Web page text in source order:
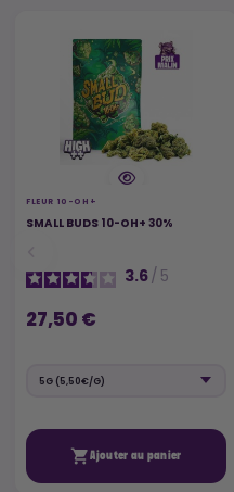
FLEUR 10-OH+
SMALL BUDS 10-OH+ 30%
3.6/ 5
27,50 €
Ajouter au panier